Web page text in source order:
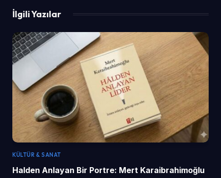
İlgili Yazılar
KÜLTÜR & SANAT
Halden Anlayan Bir Portre: Mert Karaibrahimoğlu